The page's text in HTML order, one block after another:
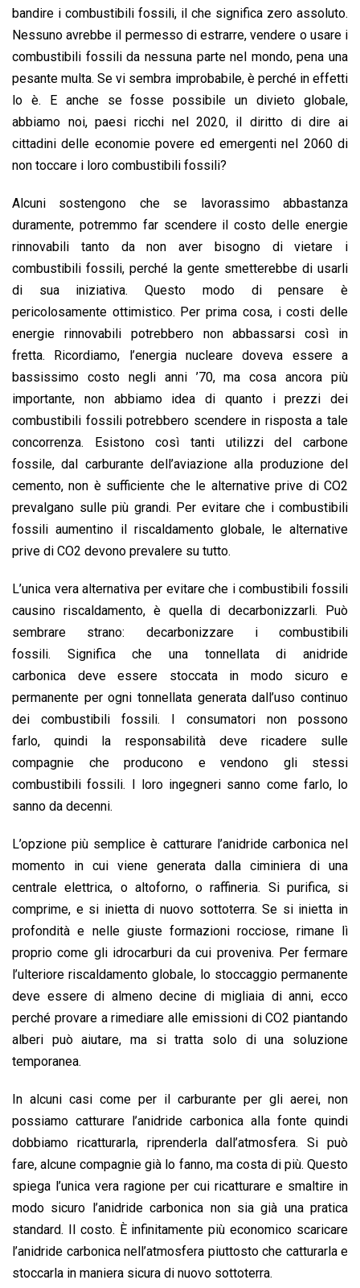
bandire i combustibili fossili, il che significa zero assoluto.
Nessuno avrebbe il permesso di estrarre, vendere o usare i
combustibili fossili da nessuna parte nel mondo, pena una
pesante multa. Se vi sembra improbabile, è perché in effetti
lo è. E anche se fosse possibile un divieto globale,
abbiamo noi, paesi ricchi nel 2020, il diritto di dire ai
cittadini delle economie povere ed emergenti nel 2060 di
non toccare i loro combustibili fossili?
Alcuni sostengono che se lavorassimo abbastanza
duramente, potremmo far scendere il costo delle energie
rinnovabili tanto da non aver bisogno di vietare i
combustibili fossili, perché la gente smetterebbe di usarli
di sua iniziativa. Questo modo di pensare è
pericolosamente ottimistico. Per prima cosa, i costi delle
energie rinnovabili potrebbero non abbassarsi così in
fretta. Ricordiamo, l’energia nucleare doveva essere a
bassissimo costo negli anni ’70, ma cosa ancora più
importante, non abbiamo idea di quanto i prezzi dei
combustibili fossili potrebbero scendere in risposta a tale
concorrenza. Esistono così tanti utilizzi del carbone
fossile, dal carburante dell’aviazione alla produzione del
cemento, non è sufficiente che le alternative prive di CO2
prevalgano sulle più grandi. Per evitare che i combustibili
fossili aumentino il riscaldamento globale, le alternative
prive di CO2 devono prevalere su tutto.
L’unica vera alternativa per evitare che i combustibili fossili
causino riscaldamento, è quella di decarbonizzarli. Può
sembrare strano: decarbonizzare i combustibili
fossili. Significa che una tonnellata di anidride
carbonica deve essere stoccata in modo sicuro e
permanente per ogni tonnellata generata dall’uso continuo
dei combustibili fossili. I consumatori non possono
farlo, quindi la responsabilità deve ricadere sulle
compagnie che producono e vendono gli stessi
combustibili fossili. I loro ingegneri sanno come farlo, lo
sanno da decenni.
L’opzione più semplice è catturare l’anidride carbonica nel
momento in cui viene generata dalla ciminiera di una
centrale elettrica, o altoforno, o raffineria. Si purifica, si
comprime, e si inietta di nuovo sottoterra. Se si inietta in
profondità e nelle giuste formazioni rocciose, rimane lì
proprio come gli idrocarburi da cui proveniva. Per fermare
l’ulteriore riscaldamento globale, lo stoccaggio permanente
deve essere di almeno decine di migliaia di anni, ecco
perché provare a rimediare alle emissioni di CO2 piantando
alberi può aiutare, ma si tratta solo di una soluzione
temporanea.
In alcuni casi come per il carburante per gli aerei, non
possiamo catturare l’anidride carbonica alla fonte quindi
dobbiamo ricatturarla, riprenderla dall’atmosfera. Si può
fare, alcune compagnie già lo fanno, ma costa di più. Questo
spiega l’unica vera ragione per cui ricatturare e smaltire in
modo sicuro l’anidride carbonica non sia già una pratica
standard. Il costo. È infinitamente più economico scaricare
l’anidride carbonica nell’atmosfera piuttosto che catturarla e
stoccarla in maniera sicura di nuovo sottoterra.